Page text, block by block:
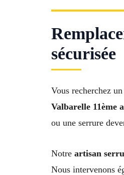
sécurisée
Vous recherchez
Valbarelle 11ème
ou une serrure
Notre artisan
Nous intervenons